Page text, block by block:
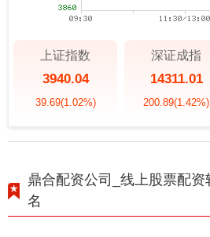
上证指数
3940.04
39.69(1.02%)
深证成指
14311.01
200.89(1.42%)
鼎合配资公司_线上股票配
名